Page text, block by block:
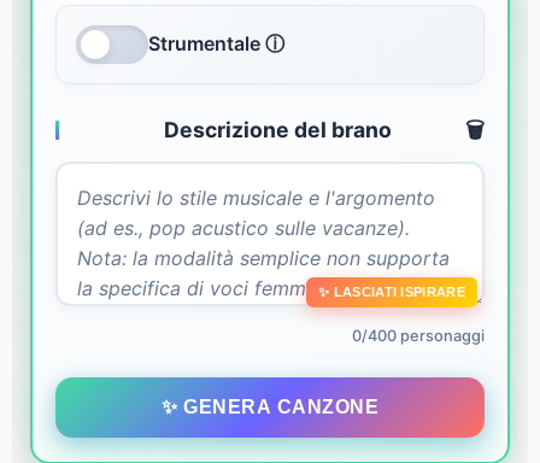
Strumentale ⓘ
Descrizione del brano 🗑️
✨ LASCIATI ISPIRARE
0/400 personaggi
✨ GENERA CANZONE